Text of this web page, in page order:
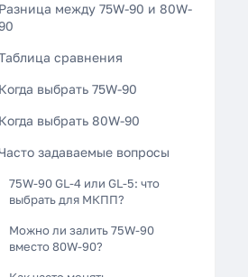
Разница между 75W-90 и 80W-
сравнения
Когда выбрать 75W-90
Когда выбрать 80W-90
задаваемые вопросы
75W-90 GL-4 или GL-5: что
выбрать для МКПП?
Можно ли залить 75W-90
вместо 80W-90?